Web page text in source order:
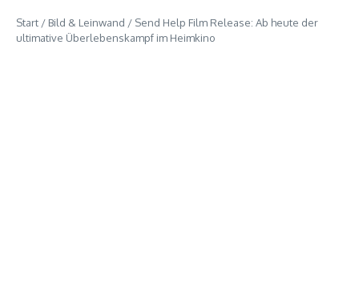
Start / Bild & Leinwand / Send Help Film Release: Ab heute der
ultimative Überlebenskampf im Heimkino